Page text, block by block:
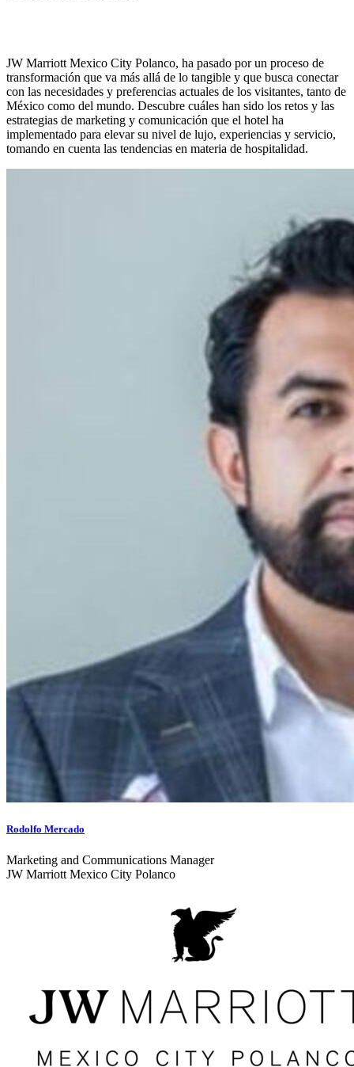
JW Marriott Mexico City Polanco, ha pasado por un proceso de
transformación que va más allá de lo tangible y que busca conectar
con las necesidades y preferencias actuales de los visitantes, tanto de
México como del mundo. Descubre cuáles han sido los retos y las
estrategias de marketing y comunicación que el hotel ha
implementado para elevar su nivel de lujo, experiencias y servicio,
tomando en cuenta las tendencias en materia de hospitalidad.
Rodolfo Mercado
Marketing and Communications Manager
JW Marriott Mexico City Polanco